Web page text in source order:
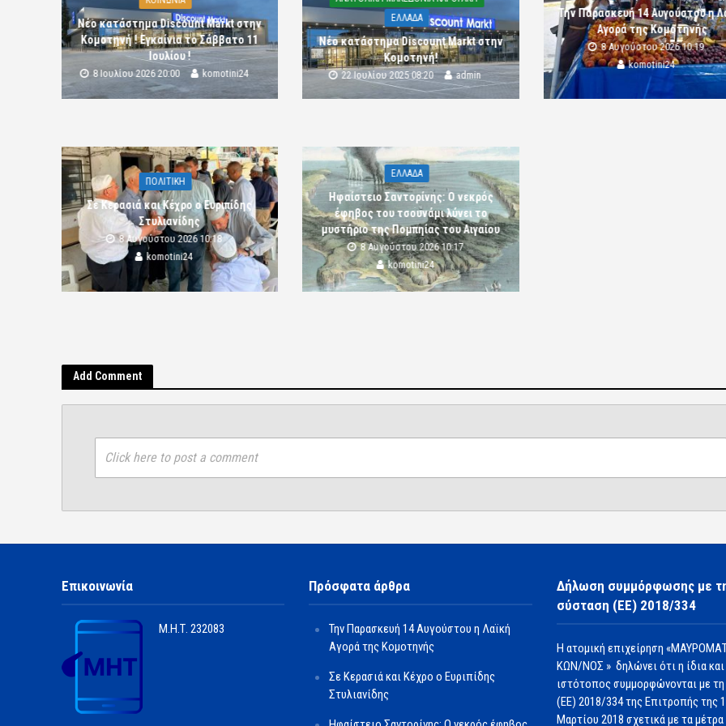
Νέο κατάστημα Discount Markt στην
Κομοτηνή ! Εγκαίνια το Σάββατο 11
Ιουλίου !
8 Ιουλίου 2026 20:00 komotini24
ΕΛΛΑΔΑ
Νέο κατάστημα Discount Markt στην
Κομοτηνή!
22 Ιουλίου 2025 08:20 admin
Την Παρασκευή 14 Αυγούστου η
Αγορά της Κομοτηνής
8 Αυγούστου 2026 10:19
komotini24
ΠΟΛΙΤΙΚΗ
Σε Κερασιά και Κέχρο ο Ευριπίδης
Στυλιανίδης
8 Αυγούστου 2026 10:18
komotini24
ΕΛΛΑΔΑ
Ηφαίστειο Σαντορίνης: Ο νεκρός
έφηβος του τσουνάμι λύνει το
μυστήριο της Πομπηίας του Αιγαίου
8 Αυγούστου 2026 10:17
komotini24
Add Comment
Click here to post a comment
Επικοινωνία
Μ.Η.Τ. 232083
Πρόσφατα άρθρα
Την Παρασκευή 14 Αυγούστου η Λαϊκή
Αγορά της Κομοτηνής
Σε Κερασιά και Κέχρο ο Ευριπίδης
Στυλιανίδης
Δήλωση συμμόρφωσης με
σύσταση (ΕΕ) 2018/334
Η ατομική επιχείρηση
ΚΩΝ/ΝΟΣ » δηλώνει ότι η ίδια
ιστότοπος συμμορφώνονται με
(ΕΕ) 2018/334 της Επιτροπής της
Μαρτίου 2018 σχετικά με τα μέτρα